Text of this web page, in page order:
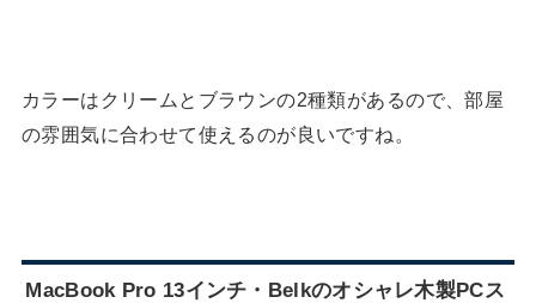
カラーはクリームとブラウンの2種類があるので、部屋
の雰囲気に合わせて使えるのが良いですね。
MacBook Pro 13インチ・Belkのオシャレ木製PCス